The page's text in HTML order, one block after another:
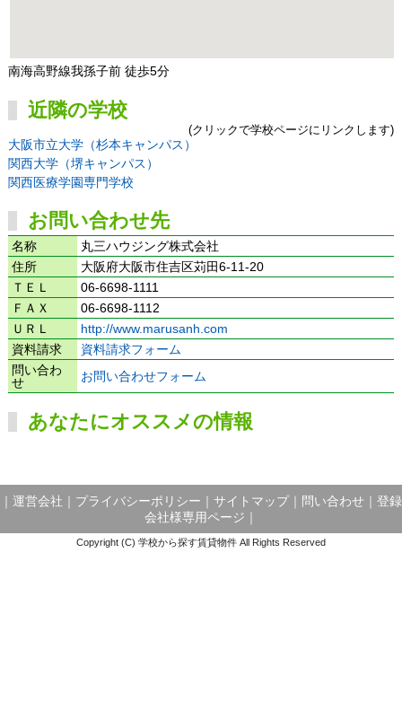
南海高野線我孫子前 徒歩5分
近隣の学校
(クリックで学校ページにリンクします)
大阪市立大学（杉本キャンパス）
関西大学（堺キャンパス）
関西医療学園専門学校
お問い合わせ先
名称
丸三ハウジング株式会社
住所
大阪府大阪市住吉区苅田6-11-20
ＴＥＬ
06-6698-1111
ＦＡＸ
06-6698-1112
ＵＲＬ
http://www.marusanh.com
資料請求
資料請求フォーム
問い合わ
せ
お問い合わせフォーム
あなたにオススメの情報
運営会社 プライバシーポリシー サイトマップ｜ 問い合わせ
登録
会社様専用ページ
Copyright (C) 学校から探す賃貸物件 All Rights Reserved